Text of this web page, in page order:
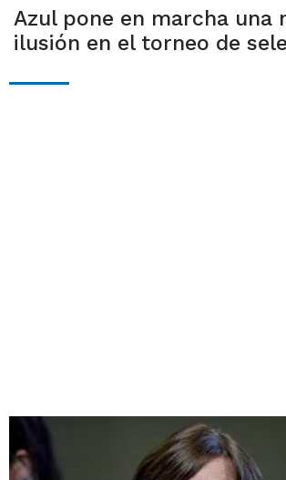
Azul pone en marcha una
ilusión en el torneo de